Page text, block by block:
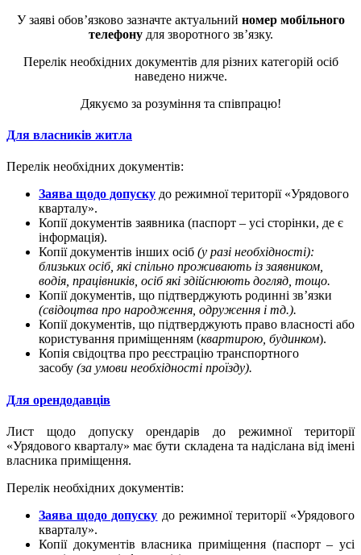
У заяві обов’язково зазначте актуальний номер мобільного
телефонудля зворотного зв’язку.
Перелік необхідних документів для різних категорій осіб
наведено нижче.
Дякуємо за розуміння та співпрацю!
Для власників житла
Перелік необхідних документів:
Заява щодо допуску до режимної території «Урядового
кварталу».
Копії документів заявника (паспорт – усі сторінки, де є
інформація).
Копії документів інших осіб (у разі необхідності):
близьких осіб, які спільно проживають із заявником,
водія, працівників, осіб які здійснюють догляд, тощо.
Копії документів, що підтверджують родинні зв’язки
(свідоцтва про народження, одруження і тд.).
Копії документів, що підтверджують право власності або
користування приміщенням (квартирою, будинком).
Копія свідоцтва про реєстрацію транспортного
засобу (за умови необхідності проїзду).
Для орендодавців
Лист щодо допуску орендарів до режимної території
«Урядового кварталу» має бути складена та надіслана від імені
власника приміщення.
Перелік необхідних документів:
Заява щодо допуску до режимної території «Урядового
кварталу».
Копії документів власника приміщення (паспорт – усі